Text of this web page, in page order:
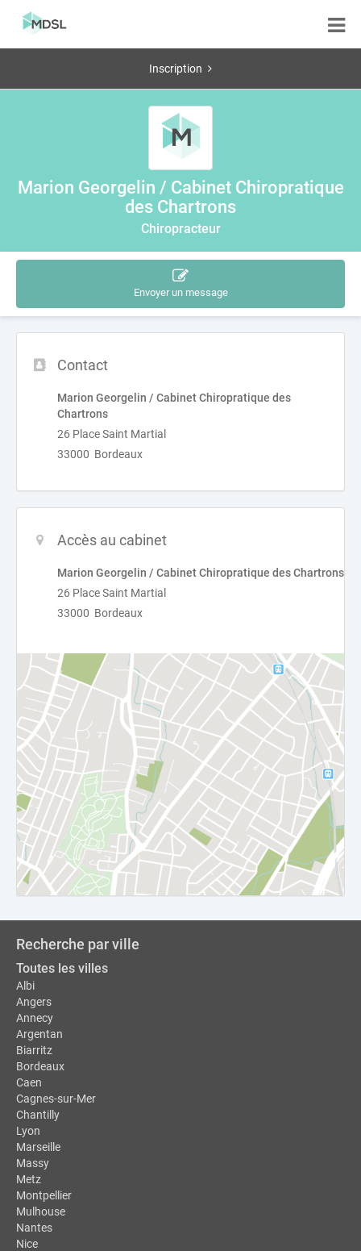
Inscription
Marion Georgelin / Cabinet Chiropratique
des Chartrons
Chiropracteur
Envoyer un message
Contact
Marion Georgelin / Cabinet Chiropratique des
Chartrons
26 Place Saint Martial
33000 Bordeaux
Accès au cabinet
Marion Georgelin / Cabinet Chiropratique des Chartrons
26 Place Saint Martial
33000 Bordeaux
Recherche par ville
Toutes les villes
Albi
Angers
Annecy
Argentan
Biarritz
Bordeaux
Caen
Cagnes-sur-Mer
Chantilly
Lyon
Marseille
Massy
Metz
Montpellier
Mulhouse
Nantes
Nice